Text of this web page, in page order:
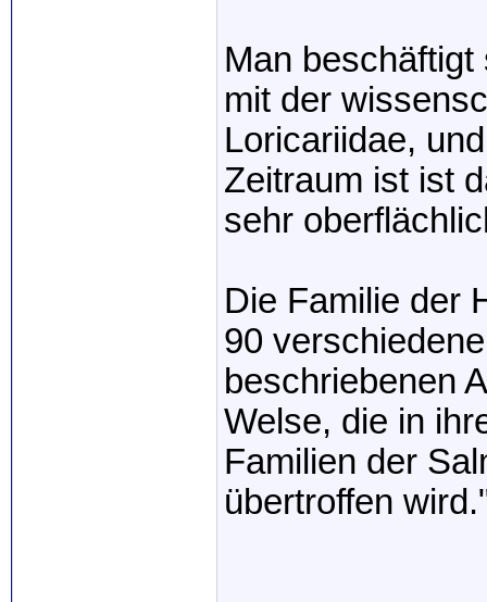
Man
mit der
Loricariidae,
Zeitraum ist ist
sehr
Die Familie der
90
beschriebenen
Welse, die in
Familien der
übertroffen